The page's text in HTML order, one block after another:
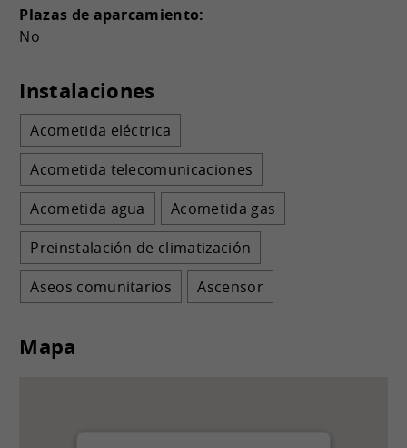
Plazas de aparcamiento:
No
Instalaciones
Acometida eléctrica
Acometida telecomunicaciones
Acometida agua
Acometida gas
Preinstalación de climatización
Aseos comunitarios
Ascensor
Mapa